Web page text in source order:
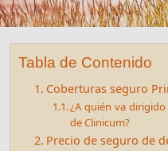
Tabla de Contenido
Coberturas seguro
¿A quién va
de Clinicum?
Precio de seguro de